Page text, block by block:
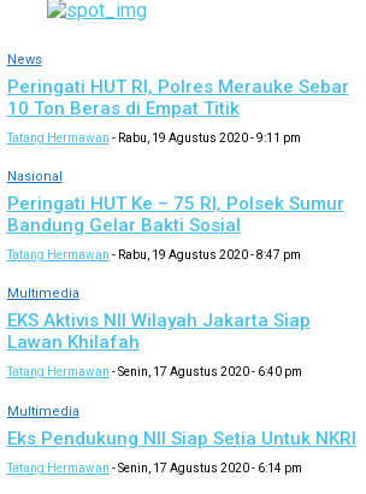
News
Peringati HUT RI, Polres Merauke Sebar
10 Ton Beras di Empat Titik
Tatang Hermawan - Rabu, 19 Agustus 2020 - 9:11 pm
Nasional
Peringati HUT Ke – 75 RI, Polsek Sumur
Bandung Gelar Bakti Sosial
Tatang Hermawan - Rabu, 19 Agustus 2020 - 8:47 pm
Multimedia
EKS Aktivis NII Wilayah Jakarta Siap
Lawan Khilafah
Tatang Hermawan - Senin, 17 Agustus 2020 - 6:40 pm
Multimedia
Eks Pendukung NII Siap Setia Untuk NKRI
Tatang Hermawan - Senin, 17 Agustus 2020 - 6:14 pm